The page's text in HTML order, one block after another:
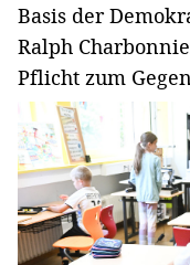
Basis der
Ralph
Pflicht zum